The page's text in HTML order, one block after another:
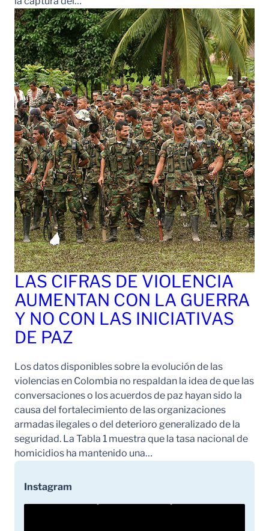
LAS CIFRAS DE VIOLENCIA
AUMENTAN CON LA GUERRA
Y NO CON LAS INICIATIVAS
DE PAZ
Los datos disponibles sobre la evolución de las
violencias en Colombia no respaldan la idea de que las
conversaciones o los acuerdos de paz hayan sido la
causa del fortalecimiento de las organizaciones
armadas ilegales o del deterioro generalizado de la
seguridad. La Tabla 1 muestra que la tasa nacional de
homicidios ha mantenido una…
Instagram